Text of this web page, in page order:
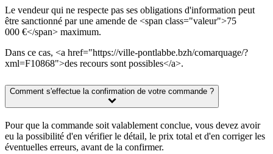
Le vendeur qui ne respecte pas ses obligations d'information peut
être sanctionné par une amende de <span class="valeur">75
000 €</span> maximum.
Dans ce cas, <a href="https://ville-pontlabbe.bzh/comarquage/?
xml=F10868">des recours sont possibles</a>.
Comment s'effectue la confirmation de votre commande ?
Pour que la commande soit valablement conclue, vous devez avoir
eu la possibilité d'en vérifier le détail, le prix total et d'en corriger les
éventuelles erreurs, avant de la confirmer.